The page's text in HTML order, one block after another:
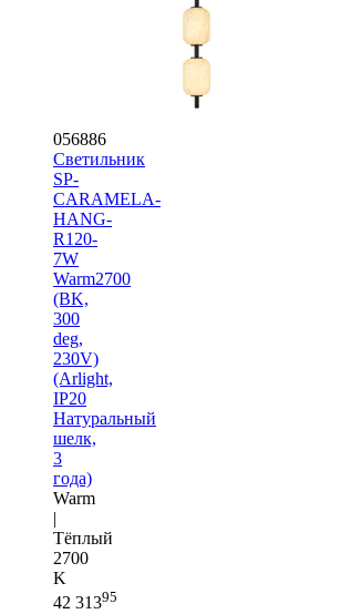
056886
Светильник
SP-
CARAMELA-
HANG-
R120-
7W
Warm2700
(BK,
300
deg,
230V)
(Arlight,
IP20
Натуральный
шелк,
3
года)
Warm
|
Тёплый
2700
K
42 31395